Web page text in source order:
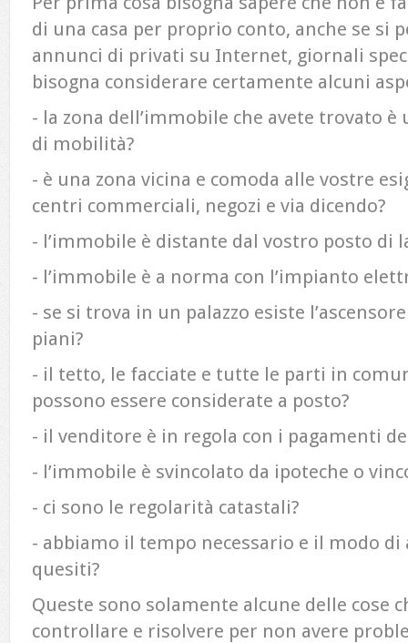
di una casa per proprio conto, anche se si
annunci di privati su Internet, giornali
bisogna considerare certamente alcuni
- la zona dell’immobile che avete trovato è
di mobilità?
- è una zona vicina e comoda alle vostre
centri commerciali, negozi e via dicendo?
- l’immobile è distante dal vostro posto di
- l’immobile è a norma con l’impianto
- se si trova in un palazzo esiste
piani?
- il tetto, le facciate e tutte le parti in
possono essere considerate a posto?
- il venditore è in regola con i pagamenti
- l’immobile è svincolato da ipoteche o
- ci sono le regolarità catastali?
- abbiamo il tempo necessario e il modo
quesiti?
Queste sono solamente alcune delle cose
controllare e risolvere per non avere